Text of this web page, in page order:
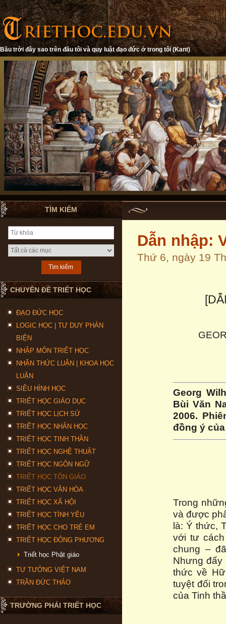
Bầu trời đầy sao trên đầu tôi và quy luật đạo đức ở trong tôi (Kant)
TÌM KIẾM
CHUYÊN ĐỀ TRIẾT HỌC
ĐẠO ĐỨC HỌC
LOGIC HỌC | TƯ DUY PHẢN
BIỆN
NHẬP MÔN TRIẾT HỌC
NHẬN THỨC LUẬN | KHOA HỌC
LUẬN
SIÊU HÌNH HỌC
TRIẾT HỌC GIÁO DỤC
TRIẾT HỌC LỊCH SỬ
TRIẾT HỌC NHÂN HỌC
TRIẾT HỌC TINH THẦN
TRIẾT HỌC NGHỆ THUẬT
TRIẾT HỌC NGÔN NGỮ
TRIẾT HỌC TÔN GIÁO
TRIẾT HỌC VĂN HÓA
TRIẾT HỌC XÃ HỘI
TRIẾT HỌC TÌNH YÊU
TRIẾT HỌC CHO TRẺ EM
TRIẾT HỌC ĐÔNG PHƯƠNG
Triết học Phật giáo
TƯ TƯỞNG VIỆT NAM
TRẦN ĐỨC THẢO
TRƯỜNG PHÁI TRIẾT HỌC
Dẫn nhập:
Thứ 6, ngày 19
Georg
Bùi Văn
2006.
đồng ý
Trong
và được
là: Ý thức,
với tư
chung –
Nhưng đấy
thức về
tuyệt đối
của Tinh